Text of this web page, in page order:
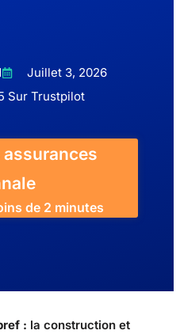
Juillet 3, 2026
Sur Trustpilot
assurances
de 2 minutes
: la construction et